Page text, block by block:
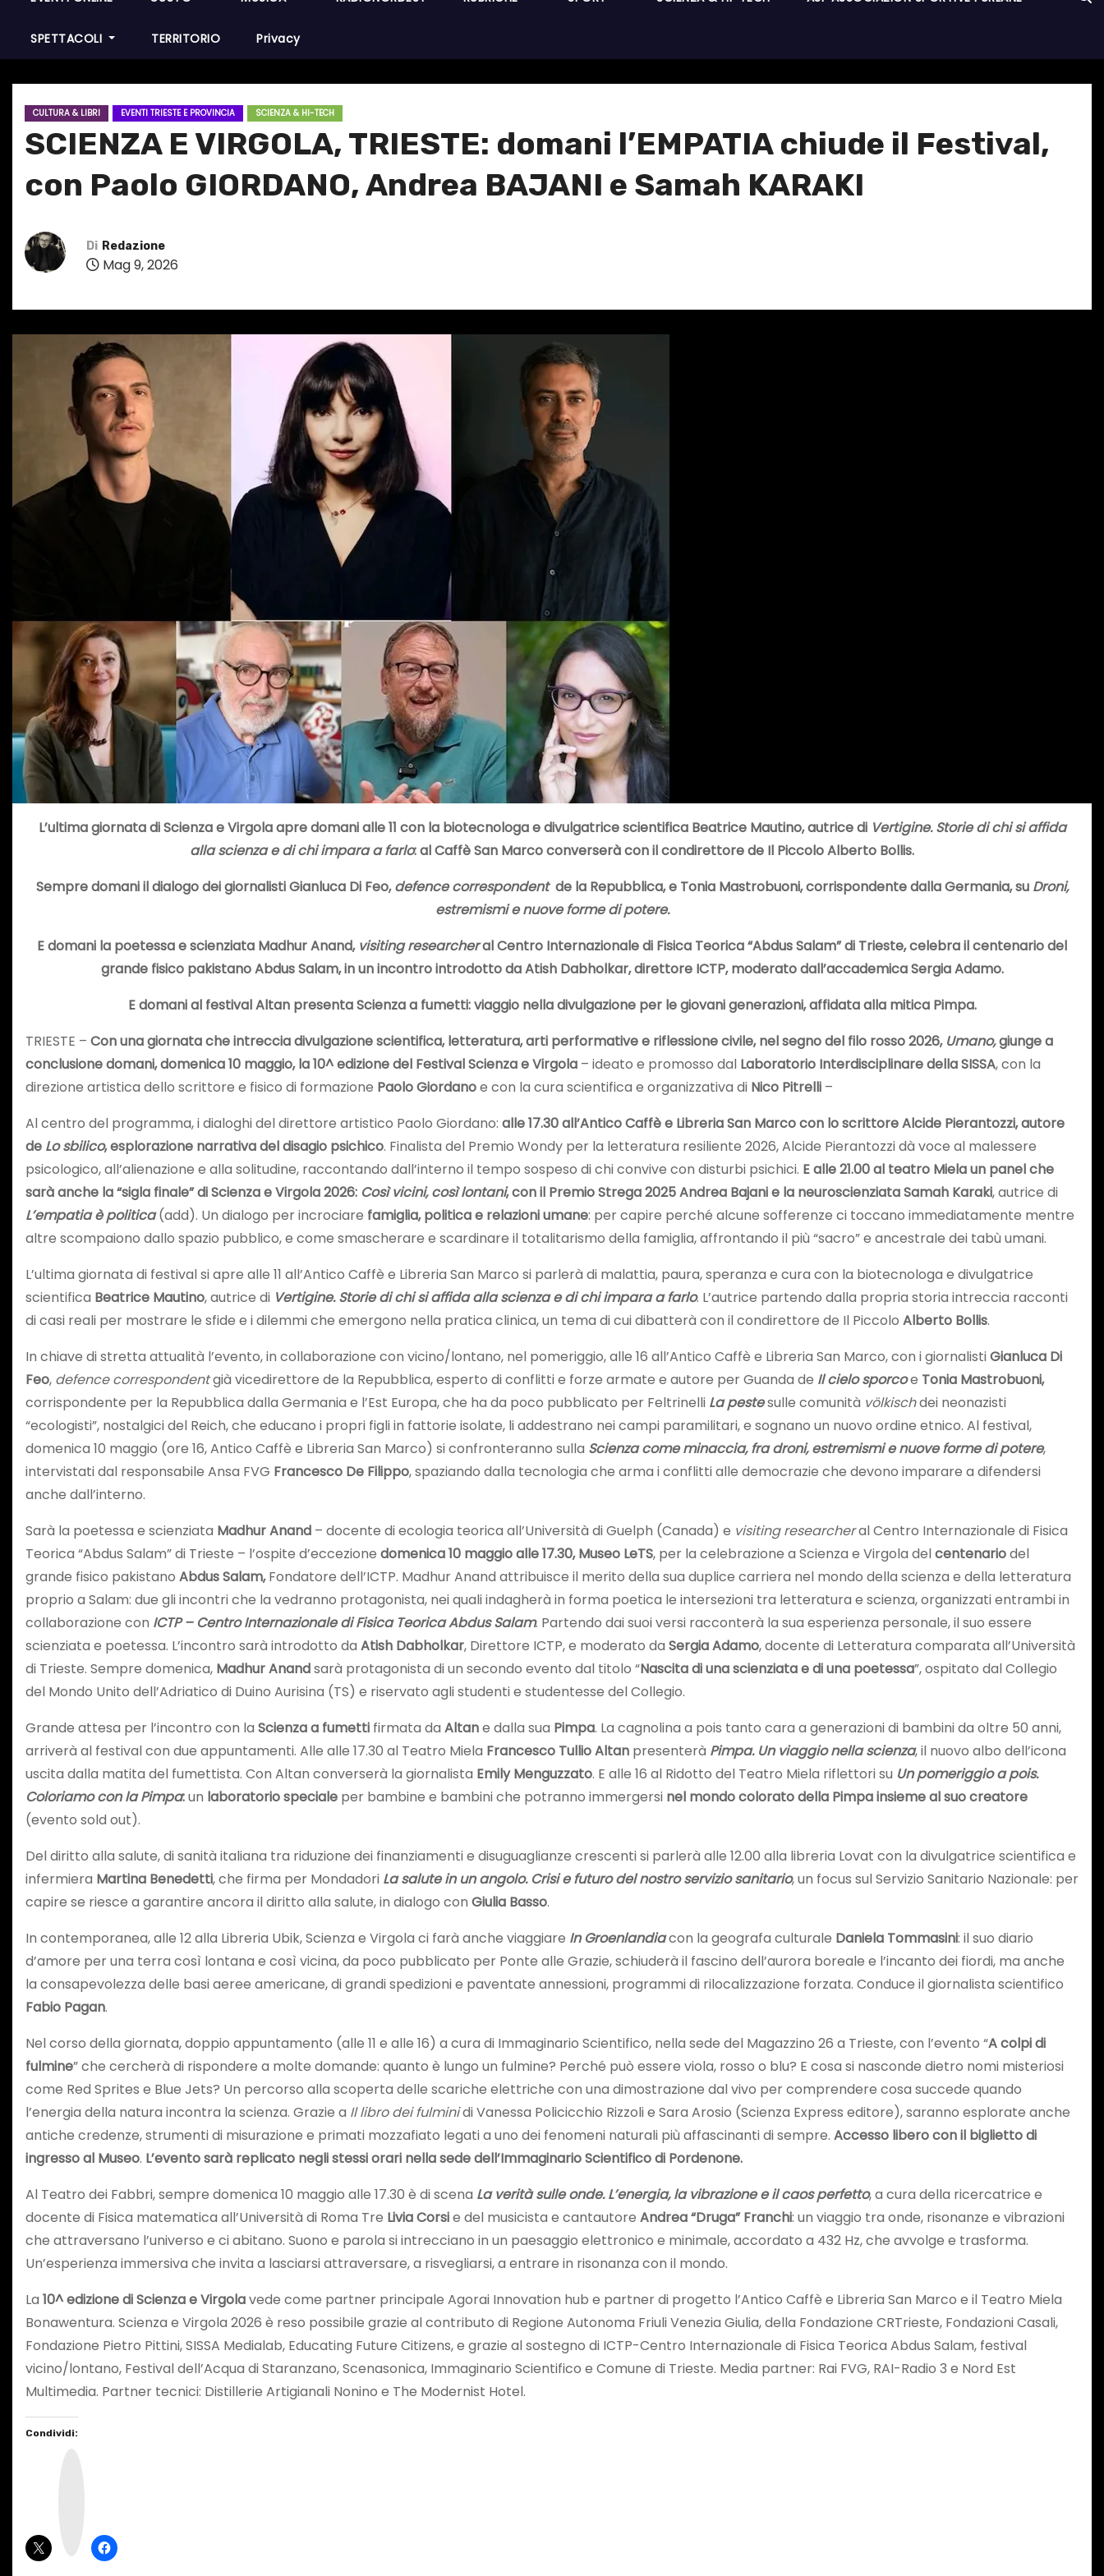
SPETTACOLI TERRITORIO Privacy
CULTURA & LIBRI EVENTI TRIESTE E PROVINCIA SCIENZA & HI-TECH
SCIENZA E VIRGOLA, TRIESTE: domani l’EMPATIA chiude il Festival,
con Paolo GIORDANO, Andrea BAJANI e Samah KARAKI
Di Redazione
Mag 9, 2026
L’ultima giornata di Scienza e Virgola apre domani alle 11 con la biotecnologa e divulgatrice scientifica Beatrice Mautino, autrice di Vertigine. Storie di chi si affida
alla scienza e di chi impara a farlo:al Caffè San Marcoconverserà con il condirettore de Il Piccolo Alberto Bollis.
Sempre domani il dialogo dei giornalisti Gianluca Di Feo,defence correspondentde la Repubblica, e Tonia Mastrobuoni, corrispondente dalla Germania, su Droni,
estremismi e nuove forme di potere.
E domani la poetessa e scienziata Madhur Anand, visiting researcheral Centro Internazionale di Fisica Teorica “Abdus Salam” di Trieste, celebra il centenario del
grande fisico pakistano Abdus Salam, in un incontro introdotto da Atish Dabholkar, direttore ICTP, moderato dall’accademica Sergia Adamo.
E domani al festival Altan presenta Scienza a fumetti: viaggio nella divulgazione per le giovani generazioni, affidata alla mitica Pimpa.
TRIESTE – Con una giornata che intreccia divulgazione scientifica, letteratura, arti performative e riflessione civile, nel segno del filo rosso 2026, Umano,giunge a
conclusione domani, domenica 10 maggio, la 10^ edizione del Festival Scienza e Virgola – ideato e promosso dal Laboratorio Interdisciplinare della SISSA, con la
direzione artistica dello scrittore e fisico di formazione Paolo Giordanoe con la cura scientifica e organizzativa di Nico Pitrelli –
Al centro del programma, i dialoghi del direttore artistico Paolo Giordano: alle 17.30 all’Antico Caffè e Libreria San Marco con lo scrittore Alcide Pierantozzi, autore
de Lo sbilico, esplorazione narrativa del disagio psichico. Finalista del Premio Wondy per la letteratura resiliente 2026, Alcide Pierantozzi dà voce al malessere
psicologico, all’alienazione e alla solitudine, raccontando dall’interno il tempo sospeso di chi convive con disturbi psichici. E alle 21.00 al teatro Miela un panel che
sarà anche la “sigla finale” di Scienza e Virgola 2026: Così vicini, così lontani, con il Premio Strega 2025 Andrea Bajani e la neuroscienziata Samah Karaki, autrice di
L’empatia è politica(add). Un dialogo per incrociare famiglia, politica e relazioni umane: per capire perché alcune sofferenze ci toccano immediatamente mentre
altre scompaiono dallo spazio pubblico, e come smascherare e scardinare il totalitarismo della famiglia, affrontando il più “sacro” e ancestrale dei tabù umani.
L’ultima giornata di festival si apre alle 11 all’Antico Caffè e Libreria San Marco si parlerà di malattia, paura, speranza e cura con la biotecnologa e divulgatrice
scientifica Beatrice Mautino, autrice di Vertigine. Storie di chi si affida alla scienza e di chi impara a farlo. L’autrice partendo dalla propria storia intreccia racconti
di casi reali per mostrare le sfide e i dilemmi che emergono nella pratica clinica, un tema di cui dibatterà con il condirettore de Il Piccolo Alberto Bollis.
In chiave di stretta attualità l’evento, in collaborazione con vicino/lontano, nel pomeriggio, alle 16 all’Antico Caffè e Libreria San Marco, con i giornalistiGianluca Di
Feo, defence correspondentgià vicedirettore de la Repubblica, esperto di conflitti e forze armate e autore per Guanda de Il cielo sporcoe Tonia Mastrobuoni,
corrispondente per la Repubblica dalla Germania e l’Est Europa, che ha da poco pubblicato per Feltrinelli La pestesulle comunità völkischdei neonazisti
“ecologisti”, nostalgici del Reich, che educano i propri figli in fattorie isolate, li addestrano nei campi paramilitari, e sognano un nuovo ordine etnico. Al festival,
domenica 10 maggio (ore 16, Antico Caffè e Libreria San Marco) si confronteranno sulla Scienza come minaccia, fra droni, estremismi e nuove forme di potere,
intervistati dal responsabile Ansa FVG Francesco De Filippo, spaziando dalla tecnologia che arma i conflitti alle democrazie che devono imparare a difendersi
anche dall’interno.
Sarà la poetessa e scienziata Madhur Anand – docente di ecologia teorica all’Università di Guelph (Canada) e visiting researcheral Centro Internazionale di Fisica
Teorica “Abdus Salam” di Trieste – l’ospite d’eccezione domenica 10 maggio alle 17.30, Museo LeTS, per la celebrazione a Scienza e Virgola delcentenariodel
grande fisico pakistano Abdus Salam,Fondatore dell’ICTP. Madhur Anand attribuisce il merito della sua duplice carriera nel mondo della scienza e della letteratura
proprio a Salam: due gli incontri che la vedranno protagonista, nei quali indagherà in forma poetica le intersezioni tra letteratura e scienza, organizzati entrambi in
collaborazione con ICTP – Centro Internazionale di Fisica Teorica Abdus Salam. Partendo dai suoi versi racconterà la sua esperienza personale, il suo essere
scienziata e poetessa. L’incontro sarà introdotto da Atish Dabholkar, Direttore ICTP, e moderato da Sergia Adamo, docente di Letteratura comparata all’Università
di Trieste. Sempre domenica, Madhur Anandsarà protagonista di un secondo evento dal titolo “Nascita di una scienziata e di una poetessa”, ospitato dal Collegio
del Mondo Unito dell’Adriatico di Duino Aurisina (TS) e riservato agli studenti e studentesse del Collegio.
Grande attesa per l’incontro con la Scienza a fumetti firmata da Altane dalla sua Pimpa. La cagnolina a pois tanto cara a generazioni di bambini da oltre 50 anni,
arriverà al festival con due appuntamenti. Alle alle 17.30 al Teatro Miela Francesco Tullio Altan presenterà Pimpa. Un viaggio nella scienza, il nuovo albo dell’icona
uscita dalla matita del fumettista. Con Altan converserà la giornalista Emily Menguzzato. E alle 16 al Ridotto del Teatro Miela riflettori su Un pomeriggio a pois.
Coloriamo con la Pimpa:un laboratorio speciale per bambine e bambini che potranno immergersi nel mondo colorato della Pimpa insieme al suo creatore
(evento sold out).
Del diritto alla salute, di sanità italiana tra riduzione dei finanziamenti e disuguaglianze crescenti si parlerà alle 12.00 alla libreria Lovat con la divulgatrice scientifica e
infermiera Martina Benedetti, che firma per Mondadori La salute in un angolo. Crisi e futuro del nostro servizio sanitario, un focus sul Servizio Sanitario Nazionale: per
capire se riesce a garantire ancora il diritto alla salute, in dialogo con Giulia Basso.
In contemporanea, alle 12 alla Libreria Ubik, Scienza e Virgola ci farà anche viaggiare In Groenlandiacon la geografa culturale Daniela Tommasini: il suo diario
d’amore per una terra così lontana e così vicina, da poco pubblicato per Ponte alle Grazie, schiuderà il fascino dell’aurora boreale e l’incanto dei fiordi, ma anche
la consapevolezza delle basi aeree americane, di grandi spedizioni e paventate annessioni, programmi di rilocalizzazione forzata. Conduce il giornalista scientifico
Fabio Pagan.
Nel corso della giornata, doppio appuntamento (alle 11 e alle 16) a cura di Immaginario Scientifico, nella sede del Magazzino 26 a Trieste, con l’evento “A colpi di
fulmine” che cercherà di rispondere a molte domande: quanto è lungo un fulmine? Perché può essere viola, rosso o blu? E cosa si nasconde dietro nomi misteriosi
come Red Sprites e Blue Jets? Un percorso alla scoperta delle scariche elettriche con una dimostrazione dal vivo per comprendere cosa succede quando
l’energia della natura incontra la scienza. Grazie a Il libro dei fulminidi Vanessa Policicchio Rizzoli e Sara Arosio (Scienza Express editore), saranno esplorate anche
antiche credenze, strumenti di misurazione e primati mozzafiato legati a uno dei fenomeni naturali più affascinanti di sempre. Accesso libero con il biglietto di
ingresso al Museo. L’evento sarà replicato negli stessi orari nella sede dell’Immaginario Scientifico di Pordenone.
Al Teatro dei Fabbri, sempre domenica 10 maggio alle 17.30 è di scena La verità sulle onde. L’energia, la vibrazione e il caos perfetto, a cura della ricercatrice e
docente di Fisica matematica all’Università di Roma Tre Livia Corsie del musicista e cantautore Andrea “Druga” Franchi: un viaggio tra onde, risonanze e vibrazioni
che attraversano l’universo e ci abitano. Suono e parola si intrecciano in un paesaggio elettronico e minimale, accordato a 432 Hz, che avvolge e trasforma.
Un’esperienza immersiva che invita a lasciarsi attraversare, a risvegliarsi, a entrare in risonanza con il mondo.
La 10^ edizione di Scienza e Virgolavede come partner principale Agorai Innovation hub e partner di progetto l’Antico Caffè e Libreria San Marco e il Teatro Miela
Bonawentura. Scienza e Virgola 2026 è reso possibile grazie al contributo di Regione Autonoma Friuli Venezia Giulia, della Fondazione CRTrieste, Fondazioni Casali,
Fondazione Pietro Pittini, SISSA Medialab, Educating Future Citizens, e grazie al sostegno di ICTP-Centro Internazionale di Fisica Teorica Abdus Salam, festival
vicino/lontano, Festival dell’Acqua di Staranzano, Scenasonica, Immaginario Scientifico e Comune di Trieste. Media partner: Rai FVG, RAI-Radio 3 e Nord Est
Multimedia. Partner tecnici: Distillerie Artigianali Nonino e The Modernist Hotel.
Condividi: